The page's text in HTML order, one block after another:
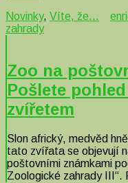
Novinky, Víte, že...
zahrady
Zoo na
Pošlete
zvířetem
Slon africký, medvěd
tato zvířata se objevují
poštovními známkami
Zoologické zahrady